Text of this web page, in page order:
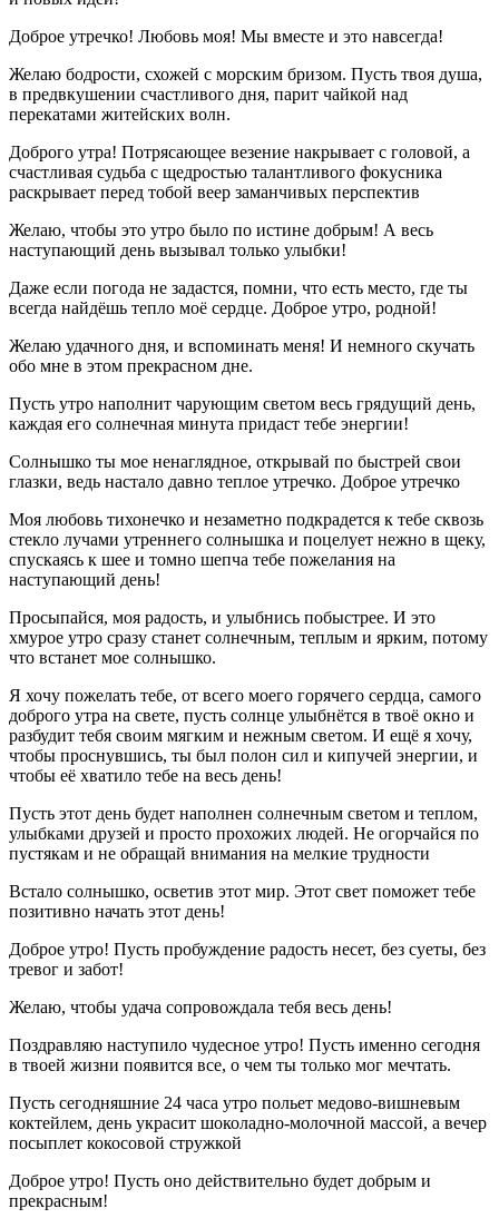
Доброе утречко! Любовь моя! Мы вместе и это навсегда!
Желаю бодрости, схожей с морским бризом. Пусть твоя душа,
в предвкушении счастливого дня, парит чайкой над
перекатами житейских волн.
Доброго утра! Потрясающее везение накрывает с головой, а
счастливая судьба с щедростью талантливого фокусника
раскрывает перед тобой веер заманчивых перспектив
Желаю, чтобы это утро было по истине добрым! А весь
наступающий день вызывал только улыбки!
Даже если погода не задастся, помни, что есть место, где ты
всегда найдёшь тепло моё сердце. Доброе утро, родной!
Желаю удачного дня, и вспоминать меня! И немного скучать
обо мне в этом прекрасном дне.
Пусть утро наполнит чарующим светом весь грядущий день,
каждая его солнечная минута придаст тебе энергии!
Солнышко ты мое ненаглядное, открывай по быстрей свои
глазки, ведь настало давно теплое утречко. Доброе утречко
Моя любовь тихонечко и незаметно подкрадется к тебе сквозь
стекло лучами утреннего солнышка и поцелует нежно в щеку,
спускаясь к шее и томно шепча тебе пожелания на
наступающий день!
Просыпайся, моя радость, и улыбнись побыстрее. И это
хмурое утро сразу станет солнечным, теплым и ярким, потому
что встанет мое солнышко.
Я хочу пожелать тебе, от всего моего горячего сердца, самого
доброго утра на свете, пусть солнце улыбнётся в твоё окно и
разбудит тебя своим мягким и нежным светом. И ещё я хочу,
чтобы проснувшись, ты был полон сил и кипучей энергии, и
чтобы её хватило тебе на весь день!
Пусть этот день будет наполнен солнечным светом и теплом,
улыбками друзей и просто прохожих людей. Не огорчайся по
пустякам и не обращай внимания на мелкие трудности
Встало солнышко, осветив этот мир. Этот свет поможет тебе
позитивно начать этот день!
Доброе утро! Пусть пробуждение радость несет, без суеты, без
тревог и забот!
Желаю, чтобы удача сопровождала тебя весь день!
Поздравляю наступило чудесное утро! Пусть именно сегодня
в твоей жизни появится все, о чем ты только мог мечтать.
Пусть сегодняшние 24 часа утро польет медово-вишневым
коктейлем, день украсит шоколадно-молочной массой, а вечер
посыплет кокосовой стружкой
Доброе утро! Пусть оно действительно будет добрым и
прекрасным!